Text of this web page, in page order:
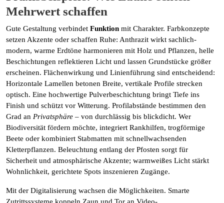
Mehrwert schaffen
Gute Gestaltung verbindet Funktion mit Charakter. Farbkonzepte
setzen Akzente oder schaffen Ruhe: Anthrazit wirkt sachlich-
modern, warme Erdtöne harmonieren mit Holz und Pflanzen, helle
Beschichtungen reflektieren Licht und lassen Grundstücke größer
erscheinen. Flächenwirkung und Linienführung sind entscheidend:
Horizontale Lamellen betonen Breite, vertikale Profile strecken
optisch. Eine hochwertige Pulverbeschichtung bringt Tiefe ins
Finish und schützt vor Witterung. Profilabstände bestimmen den
Grad an Privatsphäre – von durchlässig bis blickdicht. Wer
Biodiversität fördern möchte, integriert Rankhilfen, trogförmige
Beete oder kombiniert Stabmatten mit schnellwachsenden
Kletterpflanzen. Beleuchtung entlang der Pfosten sorgt für
Sicherheit und atmosphärische Akzente; warmweißes Licht stärkt
Wohnlichkeit, gerichtete Spots inszenieren Zugänge.
Mit der Digitalisierung wachsen die Möglichkeiten. Smarte